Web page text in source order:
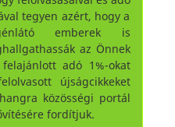
tegyen azért, hogy a
emberek is
az Önnek
adó 1%-okat
újságcikkeket
közösségi portál
fordítjuk.